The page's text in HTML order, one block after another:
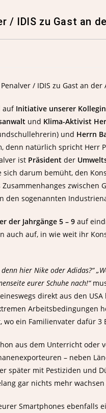
/ IDIS zu Gast an
auf Initiative unserer
und Klima-Aktivist
und Herrn
denn natürlich spricht Herr
ist Präsident der
darum bemüht, den
zwischen
den sogenannten
der Jahrgänge 5 – 9 auf
auch auf, in wie weit ihr
hier Nike oder Adidas?“
eurer Schuhe nach!“
direkt aus den
Arbeitsbedingungen
ein Familienvater dafür 3
aus dem Unterricht oder
– neben
später mit Pestiziden und
gar nichts mehr wachsen
Smartphones ebenfalls